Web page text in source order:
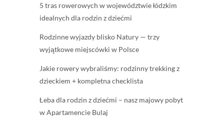
5 tras rowerowych w województwie łódzkim
idealnych dla rodzin z dziećmi
Rodzinne wyjazdy blisko Natury — trzy
wyjątkowe miejscówki w Polsce
Jakie rowery wybraliśmy: rodzinny trekking z
dzieckiem + kompletna checklista
Łeba dla rodzin z dziećmi – nasz majowy pobyt
w Apartamencie Bulaj